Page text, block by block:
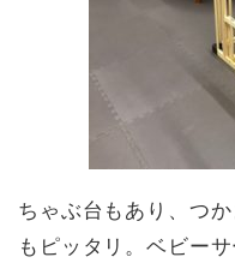
ちゃぶ台もあり、つ
もピッタリ。ベビー